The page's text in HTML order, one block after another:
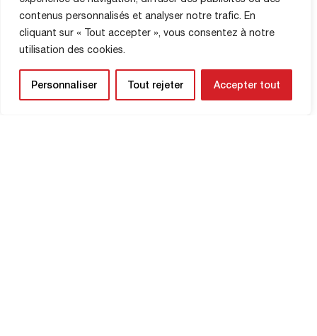
contenus personnalisés et analyser notre trafic. En
cliquant sur « Tout accepter », vous consentez à notre
utilisation des cookies.
Personnaliser Tout rejeter Accepter tout